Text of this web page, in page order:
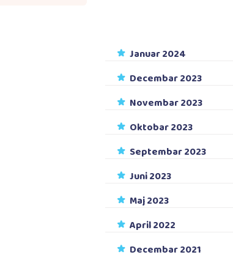
Januar 2024
Decembar 2023
Novembar 2023
Oktobar 2023
Septembar 2023
Juni 2023
Maj 2023
April 2022
Decembar 2021